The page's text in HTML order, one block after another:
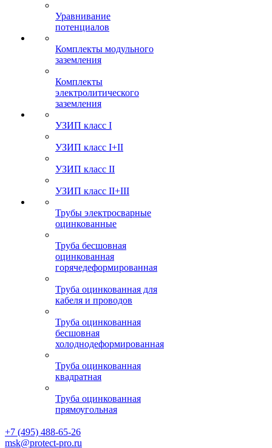
Уравнивание
потенциалов
Комплекты модульного
заземления
Комплекты
электролитического
заземления
УЗИП класс I
УЗИП класс I+II
УЗИП класс II
УЗИП класс II+III
Трубы электросварные
оцинкованные
Труба бесшовная
оцинкованная
горячедеформированная
Труба оцинкованная для
кабеля и проводов
Труба оцинкованная
бесшовная
холоднодеформированная
Труба оцинкованная
квадратная
Труба оцинкованная
прямоугольная
+7 (495) 488-65-26
msk@protect-pro.ru